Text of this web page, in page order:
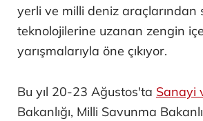
yerli ve milli deniz araçlarından
teknolojilerine uzanan zengin
yarışmalarıyla öne çıkıyor.
Bu yıl 20-23 Ağustos'ta Sanayi
Bakanlığı, Milli Savunma